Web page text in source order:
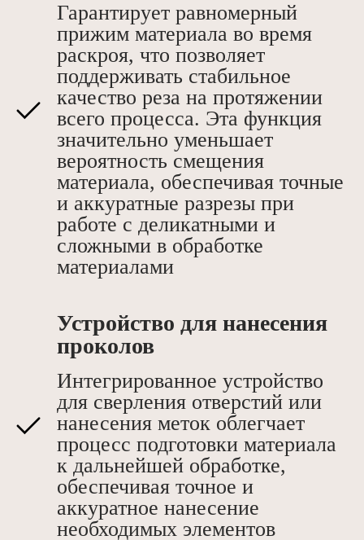
Гарантирует равномерный
прижим материала во время
раскроя, что позволяет
поддерживать стабильное
качество реза на протяжении
всего процесса. Эта функция
значительно уменьшает
вероятность смещения
материала, обеспечивая точные
и аккуратные разрезы при
работе с деликатными и
сложными в обработке
материалами
Устройство для нанесения
проколов
Интегрированное устройство
для сверления отверстий или
нанесения меток облегчает
процесс подготовки материала
к дальнейшей обработке,
обеспечивая точное и
аккуратное нанесение
необходимых элементов